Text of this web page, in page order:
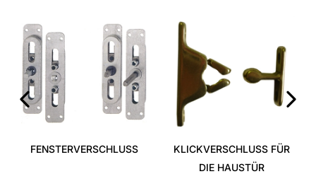
FENSTERVERSCHLUSS
KLICKVERSCHLUSS FÜR
DIE HAUSTÜR